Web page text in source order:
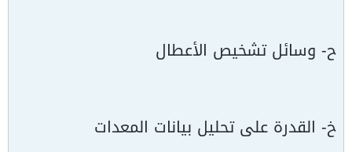
ح- وسائل تشخيص الأعطال
خ- القدرة على تحليل بيانات المعدات